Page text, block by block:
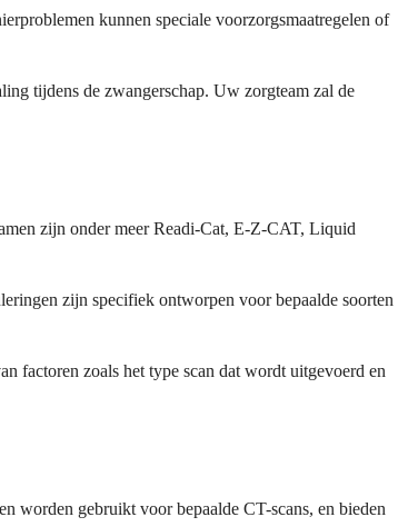
kunnen speciale voorzorgsmaatregelen of
tijdens de zwangerschap. Uw zorgteam zal de
zijn onder meer Readi-Cat, E-Z-CAT, Liquid
zijn specifiek ontworpen voor bepaalde soorten
factoren zoals het type scan dat wordt uitgevoerd en
worden gebruikt voor bepaalde CT-scans, en bieden